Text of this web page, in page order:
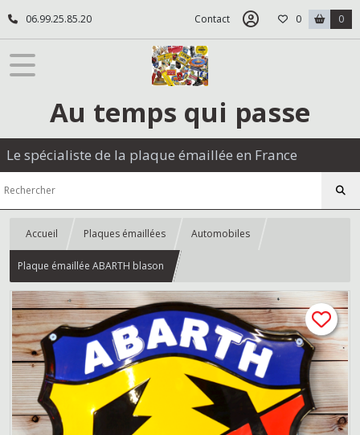
06.99.25.85.20 Contact 0 0
Au temps qui passe
Le spécialiste de la plaque émaillée en France
Accueil Plaques émaillées Automobiles
Plaque émaillée ABARTH blason